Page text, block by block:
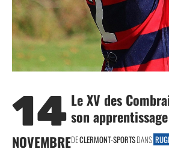
14
NOVEMBRE
Le XV des
son
DECLERMONT-SPORTSDANS